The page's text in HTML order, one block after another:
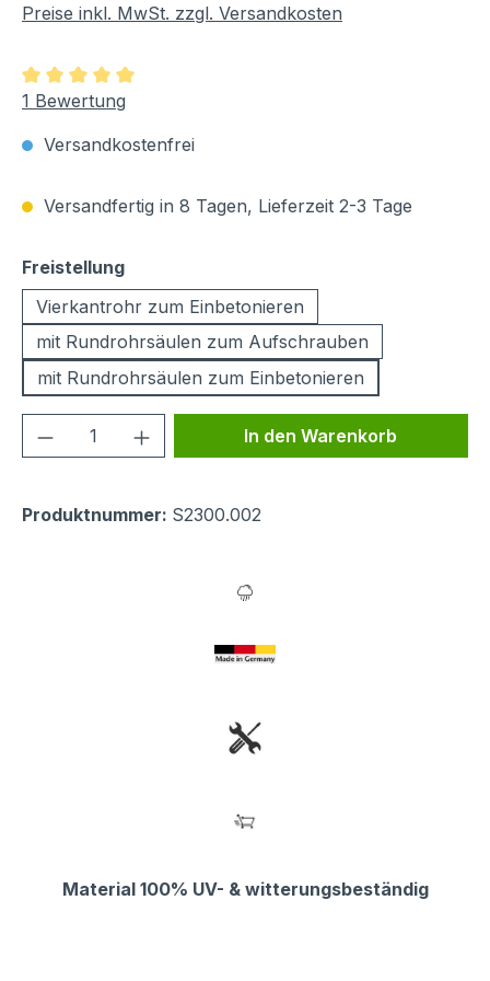
Preise inkl. MwSt. zzgl. Versandkosten
Durchschnittliche Bewertung von 5 von 5 Sternen
1 Bewertung
Versandkostenfrei
Versandfertig in 8 Tagen, Lieferzeit 2-3 Tage
Freistellungauswählen
Vierkantrohr zum Einbetonieren
mit Rundrohrsäulen zum Aufschrauben
mit Rundrohrsäulen zum Einbetonieren
Produkt Anzahl: Gib denIn den Warenkorb
Produktnummer: S2300.002
Material 100% UV- & witterungsbeständig